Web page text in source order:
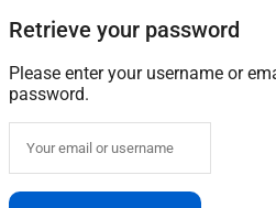
Retrieve your password
Please enter your username or
password.